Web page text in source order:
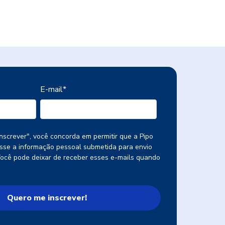
E-mail*
você concorda em permitir que a Pipo
a informação pessoal submetida para envio
pode deixar de receber esses e-mails quando